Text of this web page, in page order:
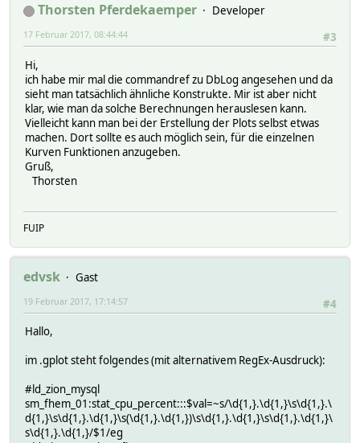
Thorsten Pferdekaemper
Developer
#3
17 Februar 2017, 08:44:44
Hi,
ich habe mir mal die commandref zu DbLog angesehen und da
sieht man tatsächlich ähnliche Konstrukte. Mir ist aber nicht
klar, wie man da solche Berechnungen herauslesen kann.
Vielleicht kann man bei der Erstellung der Plots selbst etwas
machen. Dort sollte es auch möglich sein, für die einzelnen
Kurven Funktionen anzugeben.
Gruß,
Thorsten
FUIP
edvsk
Gast
#4
19 Februar 2017, 17:14:57
Hallo,
im .gplot steht folgendes (mit alternativem RegEx-Ausdruck):
#ld_zion_mysql
sm_fhem_01:stat_cpu_percent:::$val=~s/\d{1,}.\d{1,}\s\d{1,}.\
d{1,}\s\d{1,}.\d{1,}\s(\d{1,}.\d{1,})\s\d{1,}.\d{1,}\s\d{1,}.\d{1,}\
s\d{1,}.\d{1,}/$1/eg